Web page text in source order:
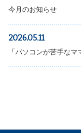
今月のお知らせ
2026.05.11
「パソコンが苦手な